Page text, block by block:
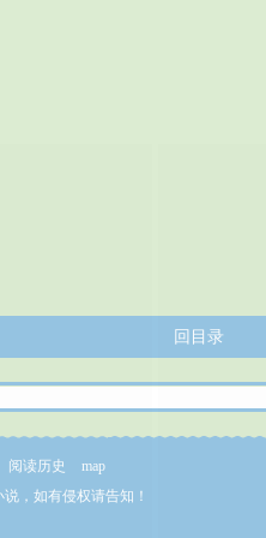
回目录
阅读历史
map
，如有侵权请告知！